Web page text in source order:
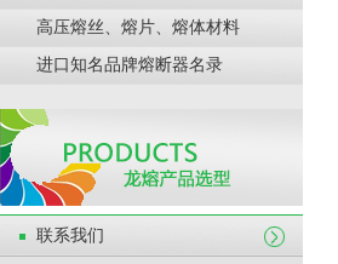
高压熔丝、熔片、熔体材料
进口知名品牌熔断器名录
联系我们